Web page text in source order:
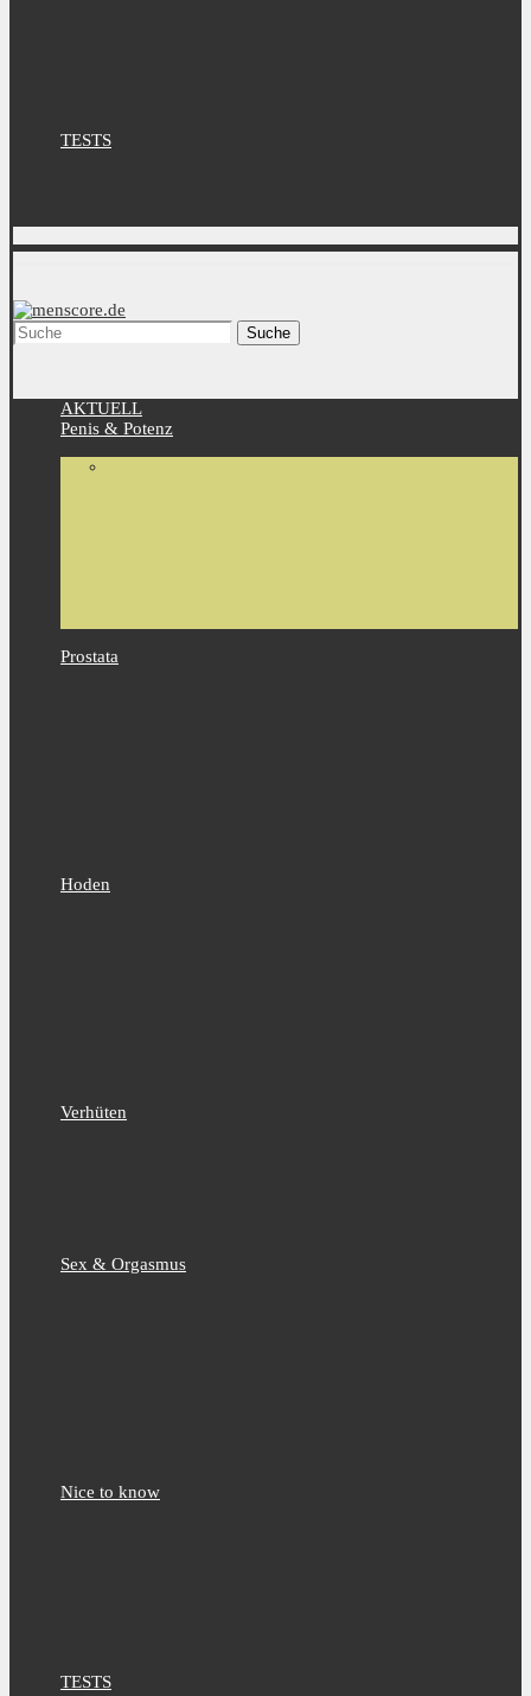
TESTS
Suche
AKTUELL
Penis & Potenz
Prostata
Hoden
Verhüten
Sex & Orgasmus
Nice to know
TESTS